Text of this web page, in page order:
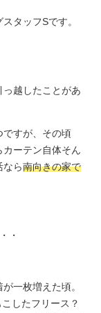
タッフSです。
っ越したことがあ
ですが、その頃
カーテン自体そん
なら南向きの家で
・
一枚増えた頃。
したフリース？